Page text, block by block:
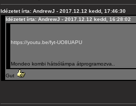
Idézetet írta: AndrewJ - 2017.12.12 kedd, 17:46:30
Idézetet írta: AndrewJ - 2017.12.12 kedd, 16:28:02
https://youtu.be/fyt-UO8UAPU
Mondeo kombi hátsólámpa átprogramozva..
Gut